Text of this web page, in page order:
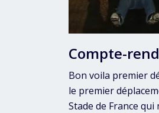
Compte-
Bon voila premier
le premier
Stade de France